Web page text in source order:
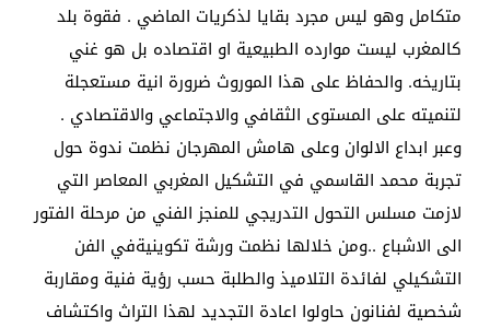
متكامل وهو ليس مجرد بقايا لذكريات الماضي . فقوة بلد
كالمغرب ليست موارده الطبيعية او اقتصاده بل هو غني
بتاريخه. والحفاظ على هذا الموروث ضرورة انية مستعجلة
لتنميته على المستوى الثقافي والاجتماعي والاقتصادي .
وعبر ابداع الالوان وعلى هامش المهرجان نظمت ندوة حول
تجربة محمد القاسمي في التشكيل المغربي المعاصر التي
لازمت مسلس التحول التدريجي للمنجز الفني من مرحلة الفتور
الى الاشباع ..ومن خلالها نظمت ورشة تكوينيةفي الفن
التشكيلي لفائدة التلاميذ والطلبة حسب رؤية فنية ومقاربة
شخصية لفنانون حاولوا اعادة التجديد لهذا التراث واكتشاف